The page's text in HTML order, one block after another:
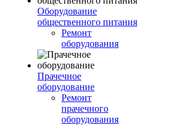
Оборудование
общественного питания
Ремонт
оборудования
Прачечное
оборудование
Ремонт
прачечного
оборудования